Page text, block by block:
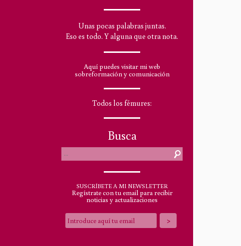
Unas pocas palabras juntas.
Eso es todo. Y alguna que otra nota.
Aquí puedes visitar mi web
sobreformación y comunicación
Todos los fémures:
Busca
SUSCRÍBETE A MI NEWSLETTER
Regístrate con tu email para recibir
noticias y actualizaciones